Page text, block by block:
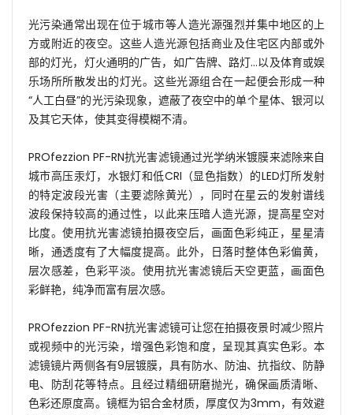
光污染通常出现在位于城市等人造光源强烈并集中地区的上
方或附近的夜空。这些人造光源包括商业及住宅区内部或外
部的灯光，灯火通明的广告，如广告牌、路灯...以及体育或娱
乐场所所散发出的灯光。这些光源组合在一起便会形成一种
“人工白昼”的光污染现象，遮蔽了夜空中的单个星体、银河以
及其它天体，使其变得模糊不清。
PROfezzion PF-RN抗光害滤镜通过光学纳米镀膜来滤除来自
城市高压汞灯，水银灯和低CRI（显色指数）的LED灯所发射
的特定波段光害（主要滤除黄光），同时在星云的发射谱线
波段保持较高的通过性，以此来压暗人造光源，提高星空对
比度。使用抗光害滤镜拍摄夜空后，画面色彩纯正，星星清
晰，通透度有了大幅度提高。此外，日落时整体色彩偏黄，
层次感差，色彩平淡。使用抗光害滤镜后天空更蓝，画面色
彩鲜艳，纯净而富有层次感。
PROfezzion PF-RN抗光害滤镜可让您在拍摄夜景时减少照片
或视频中的光污染，增强色彩饱和度，呈现其真实色彩。本
滤镜镜片两侧各有9层镀膜，具有防水、防油、抗指纹、防静
电、防刮花等特点。且经过精细研磨抛光，确保画质清晰、
色彩还原度高。镜框为铝合金材质，厚度仅为3mm，有效避